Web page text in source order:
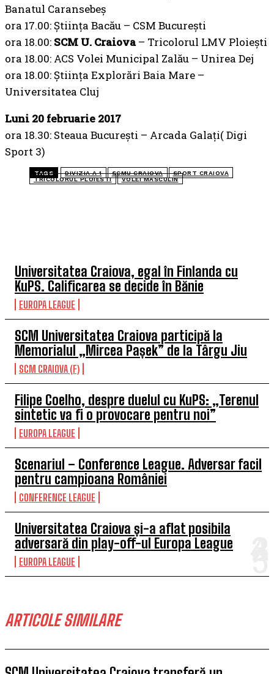
Universitatea Craiova, egal în Finlanda cu
KuPS. Calificarea se decide în Bănie
EUROPA LEAGUE
SCM Universitatea Craiova participă la
Memorialul „Mircea Pașek” de la Târgu Jiu
SCM CRAIOVA (F)
Filipe Coelho, despre duelul cu KuPS: „Terenul
sintetic va fi o provocare pentru noi”
EUROPA LEAGUE
Scenariul – Conference League. Adversar facil
pentru campioana României
CONFERENCE LEAGUE
Universitatea Craiova și-a aflat posibila
adversară din play-off-ul Europa League
EUROPA LEAGUE
ARTICOLE SIMILARE
Banatul Caransebeș
ora 17.00: Știința Bacău – CSM București
ora 18.00: SCM U. Craiova– Tricolorul LMV Ploiești
ora 18.00: ACS Volei Municipal Zalău – Unirea Dej
ora 18.00: Știința Explorări Baia Mare –
Universitatea Cluj
Luni 20 februarie 2017
ora 18.30: Steaua București – Arcada Galați( Digi
Sport 3)
TAGS DIVIZIA A 1 SCMU CRAIOVA
SPORT CRAIOVA
TRICOLORUL PLOIESTI
VOLEI MASCULIN